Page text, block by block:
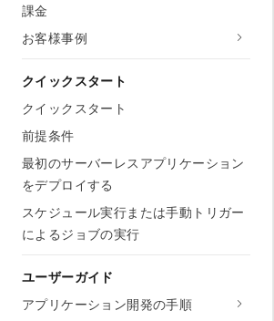
課金
お客様事例
クイックスタート
クイックスタート
前提条件
最初のサーバーレスアプリケーション
をデプロイする
スケジュール実行または手動トリガー
によるジョブの実行
ユーザーガイド
アプリケーション開発の手順